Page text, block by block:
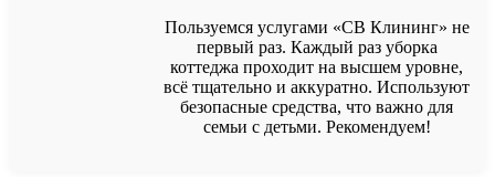
Пользуемся услугами «СВ Клининг» не
первый раз. Каждый раз уборка
коттеджа проходит на высшем уровне,
всё тщательно и аккуратно. Используют
безопасные средства, что важно для
семьи с детьми. Рекомендуем!